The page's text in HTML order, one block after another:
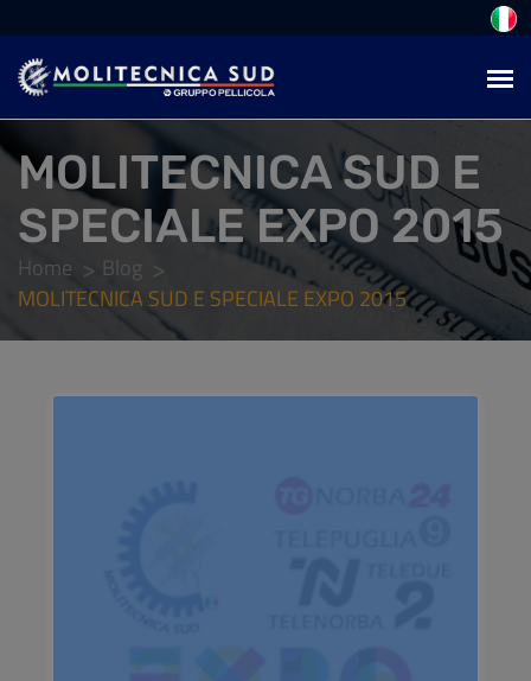
MOLITECNICA SUD E
SPECIALE EXPO 2015
Home
Blog
MOLITECNICA SUD E SPECIALE EXPO 2015